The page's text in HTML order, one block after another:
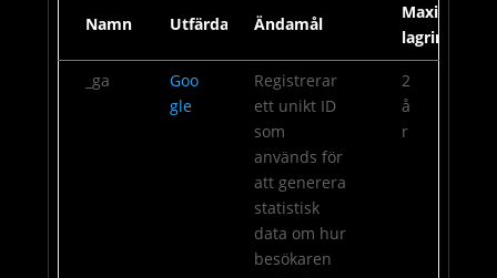
Namn Utfärdare Ändamål
Maximal
lagringstid
_ga
Goo
gle
Registrerar
ett unikt ID
som
används för
att generera
statistisk
data om hur
besökaren
2
å
r